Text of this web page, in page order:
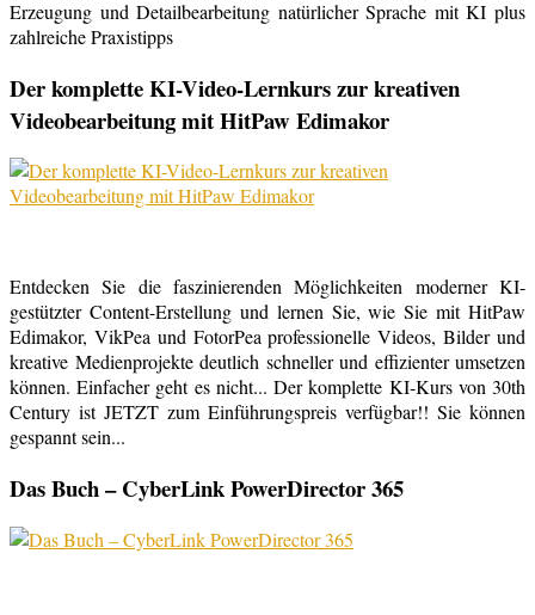
Erzeugung und Detailbearbeitung natürlicher Sprache mit KI plus
zahlreiche Praxistipps
Der komplette KI-Video-Lernkurs zur kreativen
Videobearbeitung mit HitPaw Edimakor
Entdecken Sie die faszinierenden Möglichkeiten moderner KI-
gestützter Content-Erstellung und lernen Sie, wie Sie mit HitPaw
Edimakor, VikPea und FotorPea professionelle Videos, Bilder und
kreative Medienprojekte deutlich schneller und effizienter umsetzen
können. Einfacher geht es nicht... Der komplette KI-Kurs von 30th
Century ist JETZT zum Einführungspreis verfügbar!! Sie können
gespannt sein...
Das Buch – CyberLink PowerDirector 365